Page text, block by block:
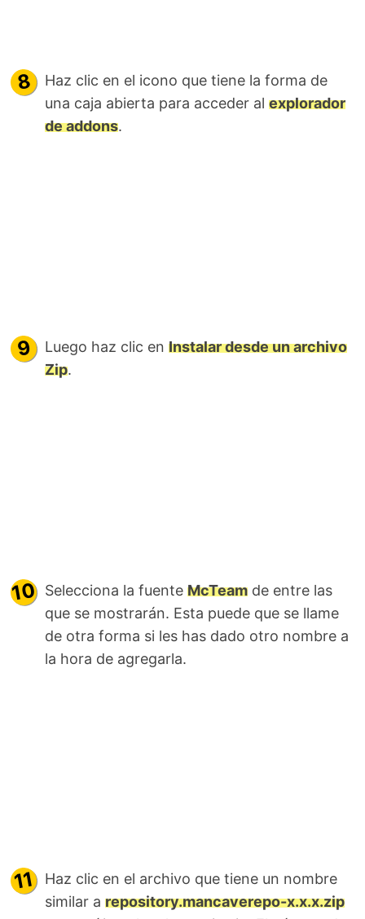
Haz clic en el icono que tiene la forma de
una caja abierta para acceder al explorador
de addons.
Luego haz clic en Instalar desde un archivo
Zip.
Selecciona la fuente McTeam de entre las
que se mostrarán. Esta puede que se llame
de otra forma si les has dado otro nombre a
la hora de agregarla.
Haz clic en el archivo que tiene un nombre
similar a repository.mancaverepo-x.x.x.zip